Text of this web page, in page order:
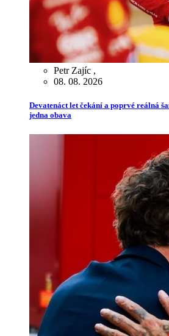
Petr Zajíc ,
08. 08. 2026
Devatenáct let čekání a poprvé reálná
jedna obava